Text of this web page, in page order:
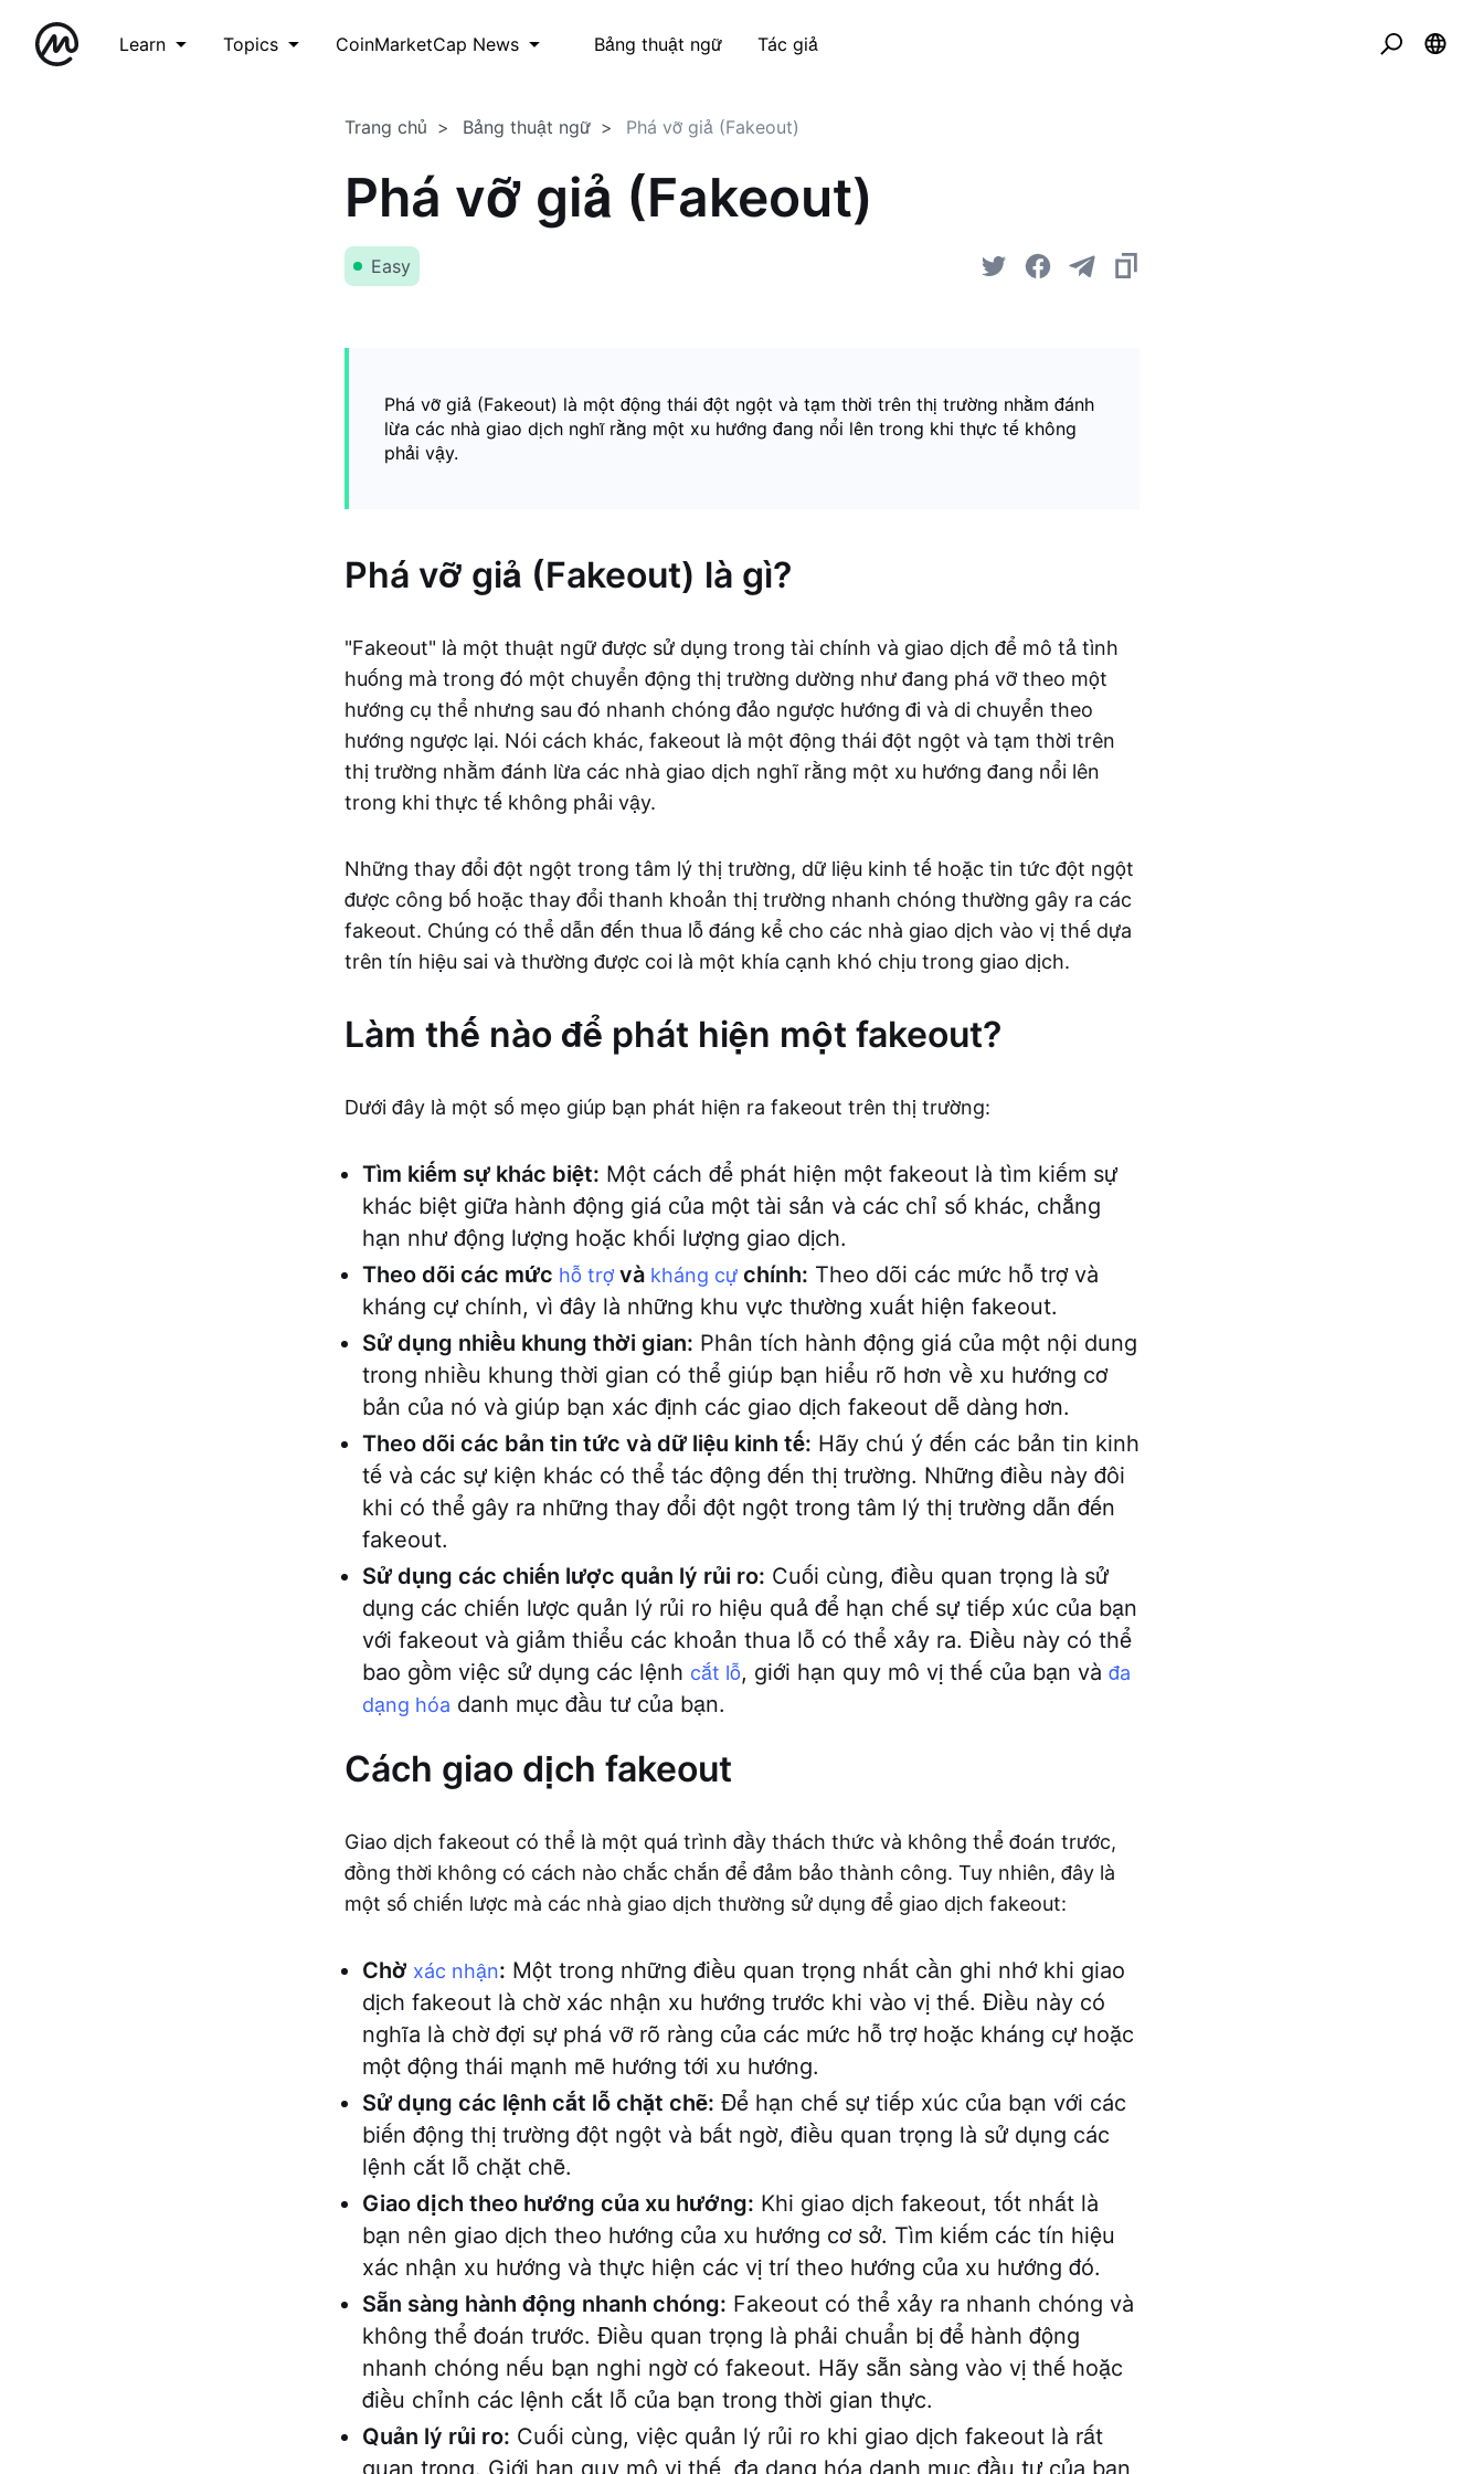
Learn Topics CoinMarketCap News Bảng thuật ngữ Tác giả
Trang chủ Bảng thuật ngữ Phá vỡ giả (Fakeout)
Phá vỡ giả (Fakeout)
Easy
Phá vỡ giả (Fakeout) là một động thái đột ngột và tạm thời trên thị trường nhằm đánh
lừa các nhà giao dịch nghĩ rằng một xu hướng đang nổi lên trong khi thực tế không
phải vậy.
Phá vỡ giả (Fakeout) là gì?
"Fakeout" là một thuật ngữ được sử dụng trong tài chính và giao dịch để mô tả tình
huống mà trong đó một chuyển động thị trường dường như đang phá vỡ theo một
hướng cụ thể nhưng sau đó nhanh chóng đảo ngược hướng đi và di chuyển theo
hướng ngược lại. Nói cách khác, fakeout là một động thái đột ngột và tạm thời trên
thị trường nhằm đánh lừa các nhà giao dịch nghĩ rằng một xu hướng đang nổi lên
trong khi thực tế không phải vậy.
Những thay đổi đột ngột trong tâm lý thị trường, dữ liệu kinh tế hoặc tin tức đột ngột
được công bố hoặc thay đổi thanh khoản thị trường nhanh chóng thường gây ra các
fakeout. Chúng có thể dẫn đến thua lỗ đáng kể cho các nhà giao dịch vào vị thế dựa
trên tín hiệu sai và thường được coi là một khía cạnh khó chịu trong giao dịch.
Làm thế nào để phát hiện một fakeout?
Dưới đây là một số mẹo giúp bạn phát hiện ra fakeout trên thị trường:
Tìm kiếm sự khác biệt: Một cách để phát hiện một fakeout là tìm kiếm sự
khác biệt giữa hành động giá của một tài sản và các chỉ số khác, chẳng
hạn như động lượng hoặc khối lượng giao dịch.
Theo dõi các mức hỗ trợ và kháng cự chính: Theo dõi các mức hỗ trợ và
kháng cự chính, vì đây là những khu vực thường xuất hiện fakeout.
Sử dụng nhiều khung thời gian: Phân tích hành động giá của một nội dung
trong nhiều khung thời gian có thể giúp bạn hiểu rõ hơn về xu hướng cơ
bản của nó và giúp bạn xác định các giao dịch fakeout dễ dàng hơn.
Theo dõi các bản tin tức và dữ liệu kinh tế: Hãy chú ý đến các bản tin kinh
tế và các sự kiện khác có thể tác động đến thị trường. Những điều này đôi
khi có thể gây ra những thay đổi đột ngột trong tâm lý thị trường dẫn đến
fakeout.
Sử dụng các chiến lược quản lý rủi ro: Cuối cùng, điều quan trọng là sử
dụng các chiến lược quản lý rủi ro hiệu quả để hạn chế sự tiếp xúc của bạn
với fakeout và giảm thiểu các khoản thua lỗ có thể xảy ra. Điều này có thể
bao gồm việc sử dụng các lệnh cắt lỗ, giới hạn quy mô vị thế của bạn và đa
dạng hóa danh mục đầu tư của bạn.
Cách giao dịch fakeout
Giao dịch fakeout có thể là một quá trình đầy thách thức và không thể đoán trước,
đồng thời không có cách nào chắc chắn để đảm bảo thành công. Tuy nhiên, đây là
một số chiến lược mà các nhà giao dịch thường sử dụng để giao dịch fakeout:
Chờ xác nhận: Một trong những điều quan trọng nhất cần ghi nhớ khi giao
dịch fakeout là chờ xác nhận xu hướng trước khi vào vị thế. Điều này có
nghĩa là chờ đợi sự phá vỡ rõ ràng của các mức hỗ trợ hoặc kháng cự hoặc
một động thái mạnh mẽ hướng tới xu hướng.
Sử dụng các lệnh cắt lỗ chặt chẽ: Để hạn chế sự tiếp xúc của bạn với các
biến động thị trường đột ngột và bất ngờ, điều quan trọng là sử dụng các
lệnh cắt lỗ chặt chẽ.
Giao dịch theo hướng của xu hướng: Khi giao dịch fakeout, tốt nhất là
bạn nên giao dịch theo hướng của xu hướng cơ sở. Tìm kiếm các tín hiệu
xác nhận xu hướng và thực hiện các vị trí theo hướng của xu hướng đó.
Sẵn sàng hành động nhanh chóng: Fakeout có thể xảy ra nhanh chóng và
không thể đoán trước. Điều quan trọng là phải chuẩn bị để hành động
nhanh chóng nếu bạn nghi ngờ có fakeout. Hãy sẵn sàng vào vị thế hoặc
điều chỉnh các lệnh cắt lỗ của bạn trong thời gian thực.
Quản lý rủi ro: Cuối cùng, việc quản lý rủi ro khi giao dịch fakeout là rất
quan trọng. Giới hạn quy mô vị thế, đa dạng hóa danh mục đầu tư của bạn